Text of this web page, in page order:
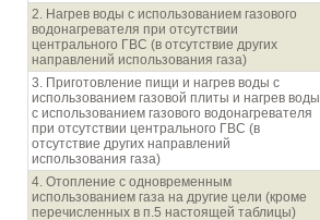
2. Нагрев воды с использованием газового
водонагревателя при отсутствии
центрального ГВС (в отсутствие других
направлений использования газа)
3. Приготовление пищи и нагрев воды с
использованием газовой плиты и нагрев воды
с использованием газового водонагревателя
при отсутствии центрального ГВС (в
отсутствие других направлений
использования газа)
4. Отопление с одновременным
использованием газа на другие цели (кроме
перечисленных в п.5 настоящей таблицы)